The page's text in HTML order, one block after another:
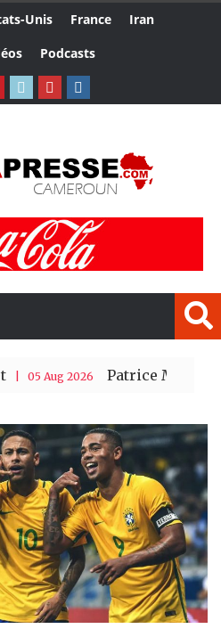
Unis France
Iran
Podcasts
2026 Patrice Motsepe et la
Manitoba arrêté en
en une journée| 04 Aug